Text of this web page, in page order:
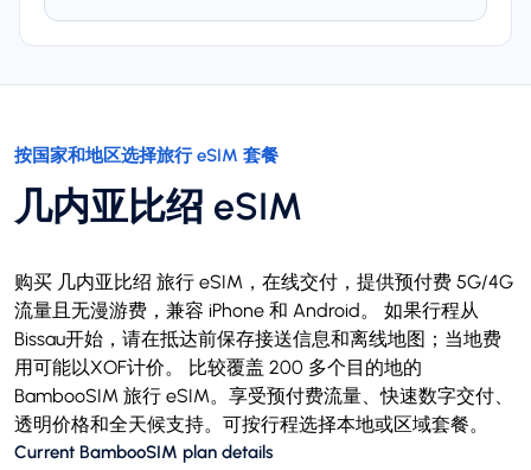
按国家和地区选择旅行 eSIM 套餐
几内亚比绍 eSIM
购买 几内亚比绍 旅行 eSIM，在线交付，提供预付费 5G/4G
流量且无漫游费，兼容 iPhone 和 Android。 如果行程从
Bissau开始，请在抵达前保存接送信息和离线地图；当地费
用可能以XOF计价。 比较覆盖 200 多个目的地的
BambooSIM 旅行 eSIM。享受预付费流量、快速数字交付、
透明价格和全天候支持。可按行程选择本地或区域套餐。
Current BambooSIM plan details